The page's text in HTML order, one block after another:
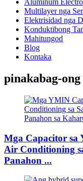
Aluminum
Multilayer nga
Elektrisidad nga
Konduktibong
Mahitungod
Blog
Kontaka
pinakabag-
Mga Capacitor sa
Air Conditioning
Panahon ...